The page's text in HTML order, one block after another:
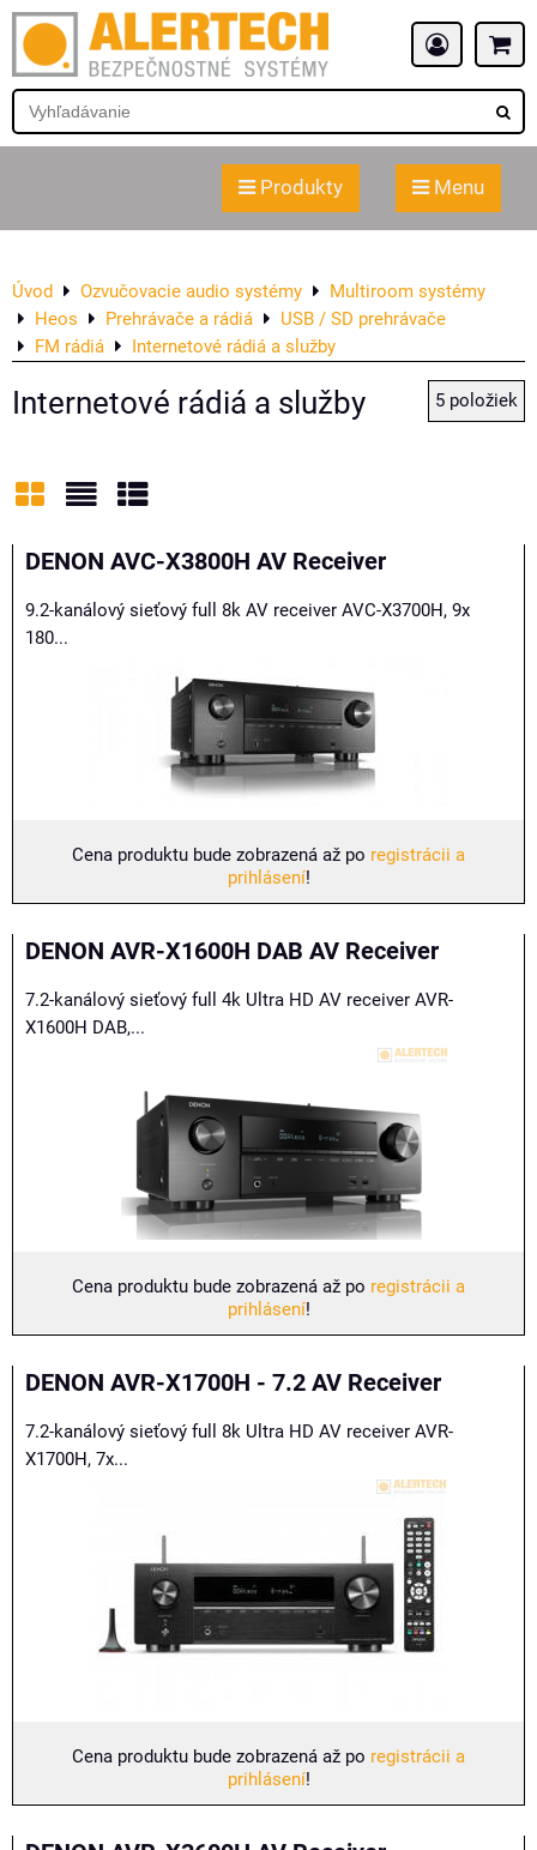
Produkty Menu
Úvod Ozvučovacie audio systémy
Multiroom systémy
Heos
Prehrávače a rádiá
USB / SD prehrávače
FM rádiá
Internetové rádiá a služby
Internetové rádiá a služby 5 položiek
Mriežka
DENON AVC-X3800H AV Receiver
9.2-kanálový sieťový full 8k AV receiver AVC-X3700H, 9x
180...
Cena produktu bude zobrazená až po registrácii a
prihlásení!
DENON AVR-X1600H DAB AV Receiver
7.2-kanálový sieťový full 4k Ultra HD AV receiver AVR-
X1600H DAB,...
Cena produktu bude zobrazená až po registrácii a
prihlásení!
DENON AVR-X1700H - 7.2 AV Receiver
7.2-kanálový sieťový full 8k Ultra HD AV receiver AVR-
X1700H, 7x...
Cena produktu bude zobrazená až po registrácii a
prihlásení!